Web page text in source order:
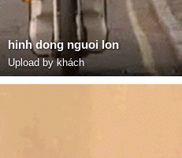
hinh dong nguoi lon
Upload by khách